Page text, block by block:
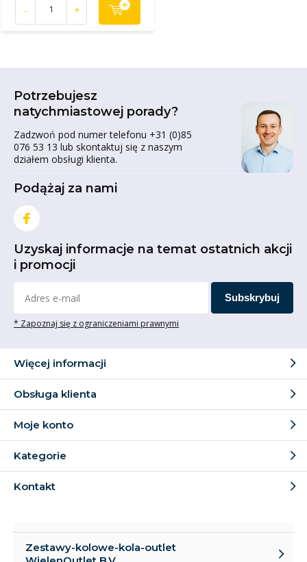
- +
Potrzebujesz
natychmiastowej porady?
Zadzwoń pod numer telefonu +31 (0)85
076 53 13 lub skontaktuj się z naszym
działem obsługi klienta.
Podążaj za nami
Uzyskaj informacje na temat ostatnich akcji
i promocji
Subskrybuj
* Zapoznaj się z ograniczeniami prawnymi
Więcej informacji
Obsługa klienta
Moje konto
Kategorie
Kontakt
Zestawy-kolowe-kola-outlet